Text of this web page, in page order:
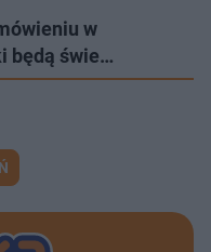
w
będą świe…